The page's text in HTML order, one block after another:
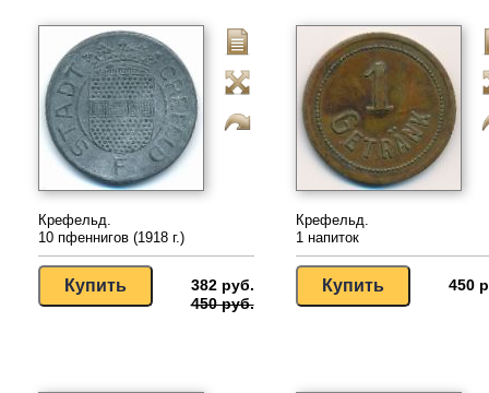
Крефельд.
10 пфеннигов (1918 г.)
382 руб.
450 руб.
Крефельд.
1 напиток
450